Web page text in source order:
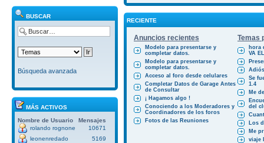
BUSCAR
Búsqueda avanzada
MÁS ACTIVOS
Nombre de Usuario
Mensajes
rolando rognone
10671
leonenredado
5169
RECIENTE
Anuncios recientes Temas
Modelo para presentarse y
completar datos.
Modelo para presentarse y
completar datos.
Acceso al foro desde celulares
Completar Datos de Garage Antes
de Consultar
¡ Hagamos algo !
Conociendo a los Moderadores y
Coordinadores de los foros
Fotos de las Reuniones
hora
VA
Se
1.4
Me
del
Los
Me
viaje